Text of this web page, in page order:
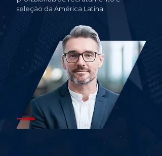
seleção da América Latina.